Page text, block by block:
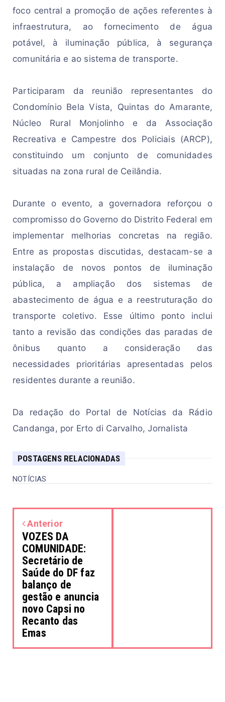
foco central a promoção de ações referentes à
infraestrutura, ao
potável, à iluminação pública, à
comunitária e ao sistema de transporte.
Participaram da reunião representantes do
Condomínio Bela Vista, Quintas do Amarante,
Núcleo Rural Monjolinho e da Associação
Recreativa e Campestre dos Policiais (ARCP),
constituindo um conjunto de comunidades
situadas na zona rural de Ceilândia.
Durante o evento, a governadora reforçou o
implementar melhorias concretas
Entre as propostas discutidas, destacam-se a
instalação de novos pontos de iluminação
pública, a ampliação dos sistemas
abastecimento de água e a reestruturação do
transporte coletivo. Esse último ponto inclu
tanto a revisão das condições das paradas de
ônibus quanto a consid eração
necessidades prioritárias apresentadas pelos
residentes durante a reunião.
Da redação do Portal de Notícias da Rádio
Candanga, por Erto di Carvalho, Jornalista
POSTAGENS RELACIONADAS
NOTÍCIAS
Anterior
VOZES DA
COMUNIDADE:
Secretário de
Saúde do DF faz
balanço de
gestão e anuncia
novo Capsi no
Recanto das
Emas